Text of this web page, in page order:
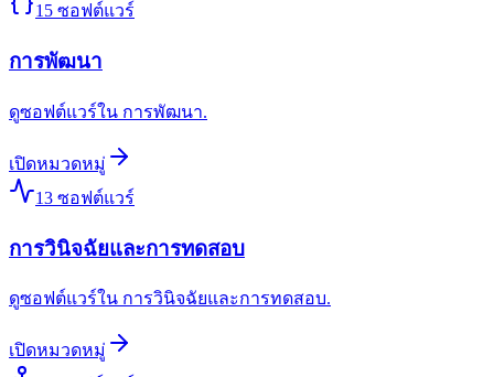
15 ซอฟต์แวร์
การพัฒนา
ดูซอฟต์แวร์ใน การพัฒนา.
เปิดหมวดหมู่
13 ซอฟต์แวร์
การวินิจฉัยและการทดสอบ
ดูซอฟต์แวร์ใน การวินิจฉัยและการทดสอบ.
เปิดหมวดหมู่